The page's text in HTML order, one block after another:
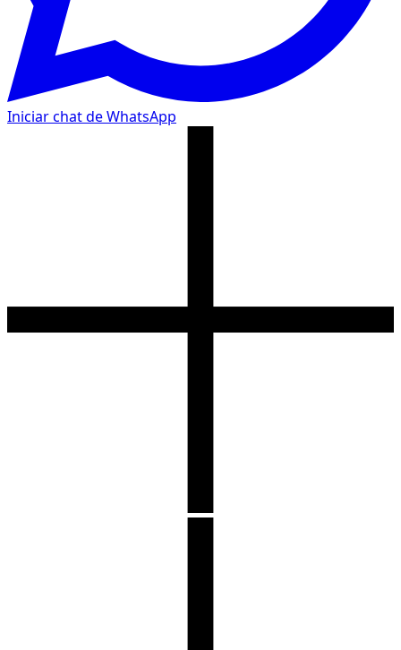
Iniciar chat de WhatsApp